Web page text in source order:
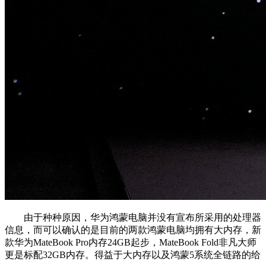
由于种种原因，华为鸿蒙电脑并没有宣布所采用的处理器
信息，而可以确认的是目前的两款鸿蒙电脑均拥有大内存，新
款华为MateBook Pro内存24GB起步，MateBook Fold非凡大师
更是标配32GB内存。得益于大内存以及鸿蒙5系统全链路的给